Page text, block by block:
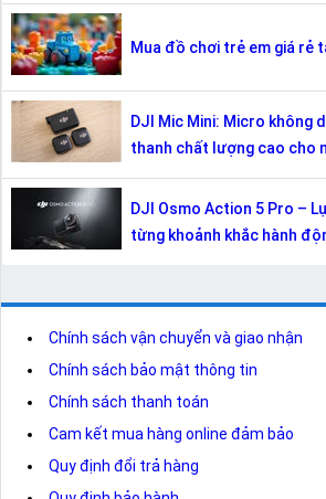
Mua đồ chơi trẻ em giá rẻ
DJI Mic Mini: Micro không
thanh chất lượng cao cho
DJI Osmo Action 5 Pro –
từng khoảnh khắc hành
Chính sách vận chuyển và giao nhận
Chính sách bảo mật thông tin
Chính sách thanh toán
Cam kết mua hàng online đảm bảo
Quy định đổi trả hàng